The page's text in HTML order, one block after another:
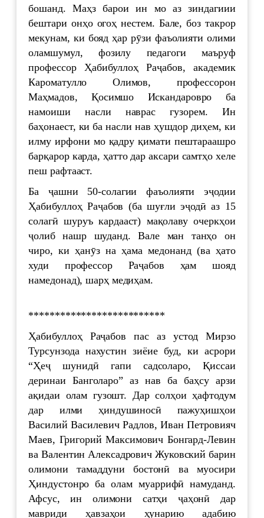
бошанд. Маҳз барои ин мо аз зиндагиии
бештари онҳо огоҳ нестем. Бале, боз такрор
мекунам, ки бояд ҳар рӯзи фаъолияти олими
оламшумул, фозилу педагоги маъруф
профессор Ҳабибуллоҳ Раҷабов, академик
Кароматулло Олимов, профессорон
Маҳмадов, Қосимшо Искандаровро ба
намоиши насли наврас гузорем. Ин
баҳонаест, ки ба насли нав ҳушдор диҳем, ки
илму ирфони мо қадру қимати пештараашро
барқарор карда, ҳатто дар аксари самтҳо хеле
пеш рафтааст.
Ба ҷашни 50-солагии фаъолияти эҷодии
Ҳабибуллоҳ Раҷабов (ба шуғли эҷодӣ аз 15
солагӣ шуруъ кардааст) мақолаву очеркҳои
ҷолиб нашр шуданд. Вале ман танҳо он
чиро, ки ҳанӯз на ҳама медонанд (ва ҳато
худи профессор Раҷабов ҳам шояд
намедонад), шарҳ медиҳам.
**************************
Ҳабибуллоҳ Раҷабов пас аз устод Мирзо
Турсунзода нахустин зиёие буд, ки асрори
“Ҳеҷ шунидӣ гапи садсоларо, Қиссаи
деринаи Банголаро” аз нав ба баҳсу арзи
ақидаи олам гузошт. Дар солҳои ҳафтодум
дар илми ҳиндушиносӣ пажуҳишҳои
Василий Василевич Радлов, Иван Петровияч
Маев, Григорий Максимович Бонгард-Левин
ва Валентин Алексадрович Жуковский барин
олимони тамаддуни бостонӣ ва муосири
Ҳиндустонро ба олам муаррифӣ намуданд.
Афсус, ин олимони сатҳи ҷаҳонӣ дар
мавриди ҳавзаҳои ҳунарию адабию